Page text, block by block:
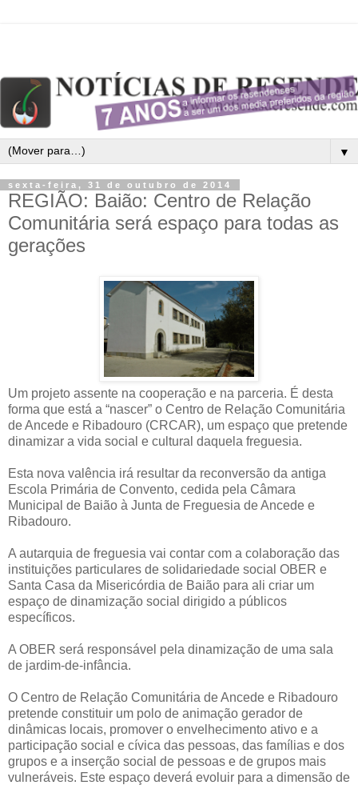
▼
sexta-feira, 31 de outubro de 2014
REGIÃO: Baião: Centro de Relação
Comunitária será espaço para todas as
gerações
Um projeto assente na cooperação e na parceria. É desta
forma que está a “nascer” o Centro de Relação Comunitária
de Ancede e Ribadouro (CRCAR), um espaço que pretende
dinamizar a vida social e cultural daquela freguesia.
Esta nova valência irá resultar da reconversão da antiga
Escola Primária de Convento, cedida pela Câmara
Municipal de Baião à Junta de Freguesia de Ancede e
Ribadouro.
A autarquia de freguesia vai contar com a colaboração das
instituições particulares de solidariedade social OBER e
Santa Casa da Misericórdia de Baião para ali criar um
espaço de dinamização social dirigido a públicos
específicos.
A OBER será responsável pela dinamização de uma sala
de jardim-de-infância.
O Centro de Relação Comunitária de Ancede e Ribadouro
pretende constituir um polo de animação gerador de
dinâmicas locais, promover o envelhecimento ativo e a
participação social e cívica das pessoas, das famílias e dos
grupos e a inserção social de pessoas e de grupos mais
vulneráveis. Este espaço deverá evoluir para a dimensão de